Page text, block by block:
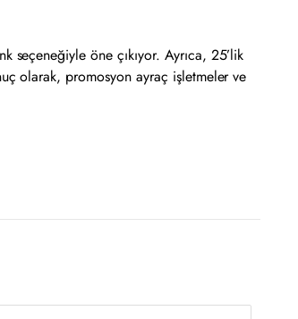
öne çıkıyor. Ayrıca, 25’lik
olarak, promosyon ayraç işletmeler ve